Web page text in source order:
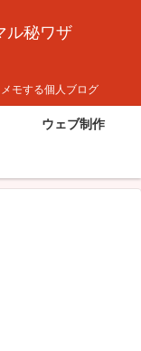
ル秘ワザ
モする個人ブログ
ウェブ制作